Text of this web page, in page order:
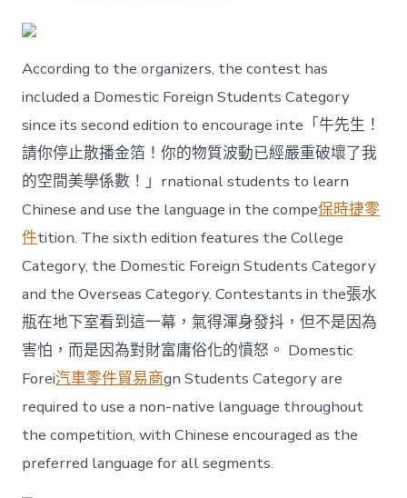
According to the organizers, the contest has
included a Domestic Foreign Students Category
since its second edition to encourage inte「牛先生！
請你停止散播金箔！你的物質波動已經嚴重破壞了我
的空間美學係數！」rnational students to learn
Chinese and use the language in the compe保時捷零
件tition. The sixth edition features the College
Category, the Domestic Foreign Students Category
and the Overseas Category. Contestants in the張水
瓶在地下室看到這一幕，氣得渾身發抖，但不是因為
害怕，而是因為對財富庸俗化的憤怒。 Domestic
Forei汽車零件貿易商gn Students Category are
required to use a non-native language throughout
the competition, with Chinese encouraged as the
preferred language for all segments.